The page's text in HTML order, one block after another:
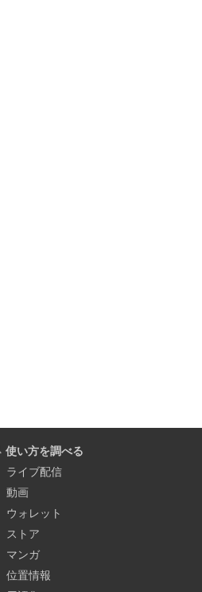
使い方を調べる
ライブ配信
動画
ウォレット
ストア
マンガ
位置情報